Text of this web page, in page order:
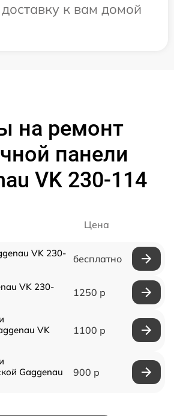
к вам домой
на ремонт
панели
VK 230-114
Цена
VK 230-
бесплатно
VK 230-
1250 р
VK
1100 р
Gaggenau
900 р